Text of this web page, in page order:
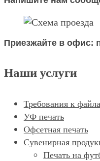
Приезжайте в офис:
Наши услуги
Требования к
УФ печать
Офсетная печать
Сувенирная
Печать на